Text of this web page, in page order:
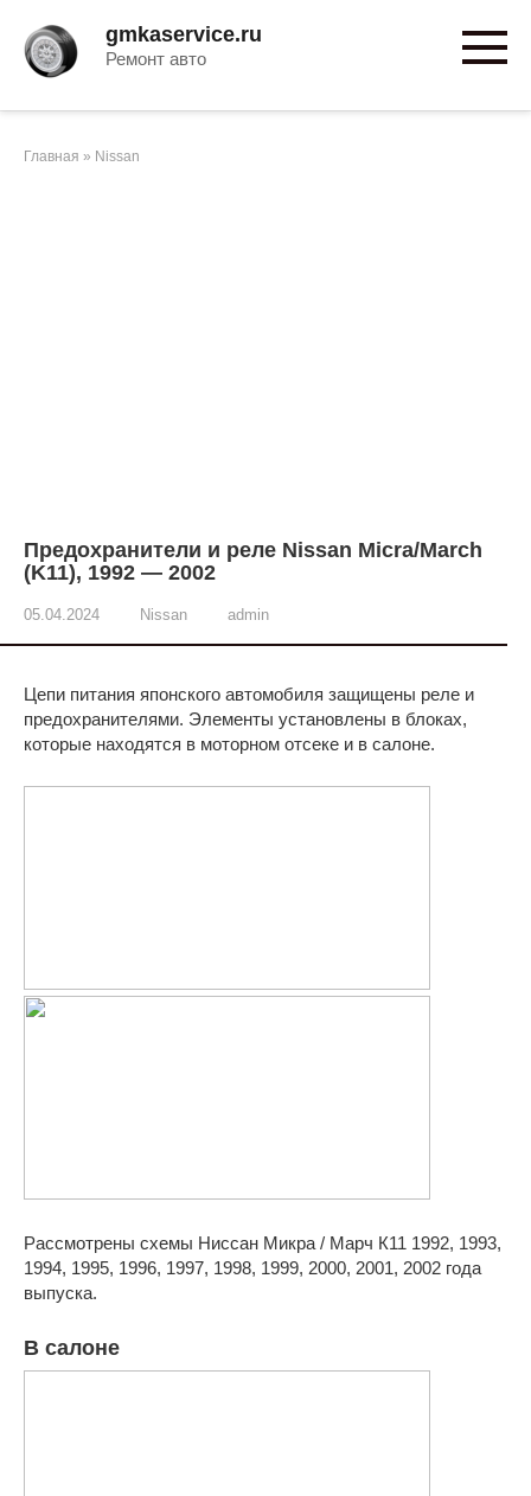
контенту
gmkaservice.ru
Ремонт авто
Главная » Nissan
Предохранители и реле Nissan Micra/March
(K11), 1992 — 2002
05.04.2024 Nissan admin
Цепи питания японского автомобиля защищены реле и
предохранителями. Элементы установлены в блоках,
которые находятся в моторном отсеке и в салоне.
Рассмотрены схемы Ниссан Микра / Марч К11 1992, 1993,
1994, 1995, 1996, 1997, 1998, 1999, 2000, 2001, 2002 года
выпуска.
В салоне